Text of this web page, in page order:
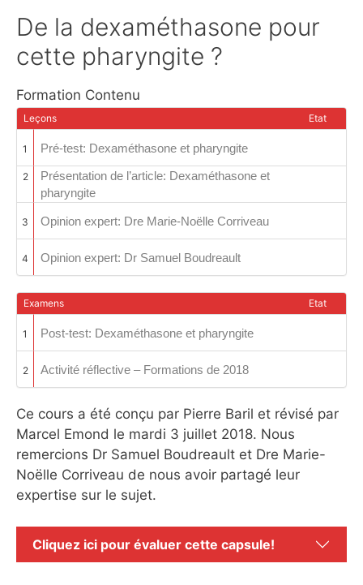
De la dexaméthasone pour
cette pharyngite ?
Formation Contenu
Leçons Etat
1 Pré-test: Dexaméthasone et pharyngite
2
Présentation de l’article: Dexaméthasone et
pharyngite
3 Opinion expert: Dre Marie-Noëlle Corriveau
4 Opinion expert: Dr Samuel Boudreault
Examens Etat
1 Post-test: Dexaméthasone et pharyngite
2 Activité réflective – Formations de 2018
Ce cours a été conçu par Pierre Baril et révisé par
Marcel Emond le mardi 3 juillet 2018. Nous
remercions Dr Samuel Boudreault et Dre Marie-
Noëlle Corriveau de nous avoir partagé leur
expertise sur le sujet.
Cliquez ici pour évaluer cette capsule!